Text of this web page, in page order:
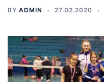
BY ADMIN 27.02.2020